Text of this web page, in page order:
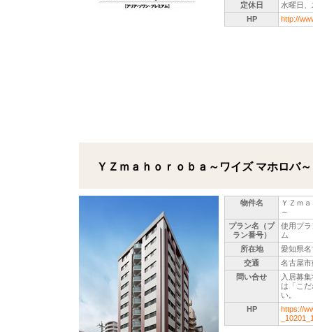
定休日
水曜日
HP
http://
ＹＺｍａｈｏｒｏｂａ～ワイズ マホロバ～
物件名
ＹＺｍ
～
プラン名（プ
ラン番号）
使用プ
ム
所在地
愛知県
交通
名古屋
問い合せ
入居募
は「こ
い。
HP
https://